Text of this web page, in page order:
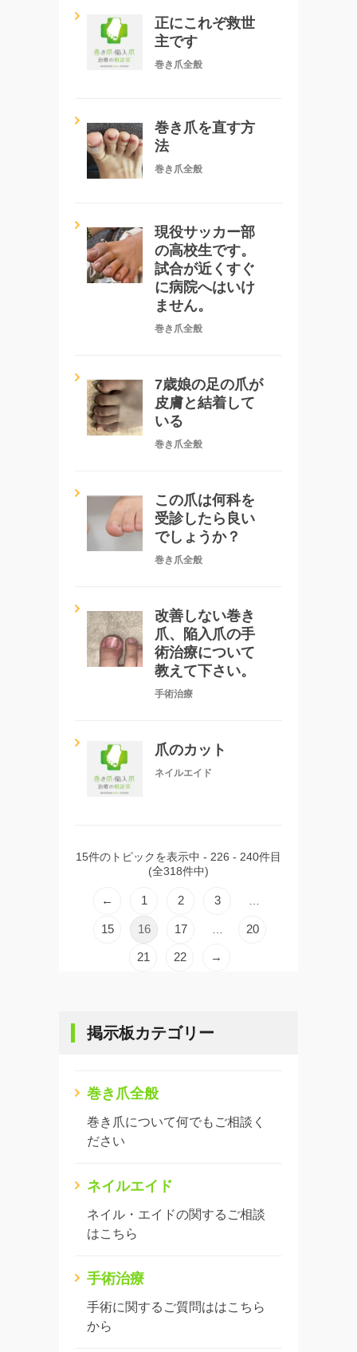
正にこれぞ救世
主です
巻き爪全般
巻き爪を直す方
法
巻き爪全般
現役サッカー部
の高校生です。
試合が近くすぐ
に病院へはいけ
ません。
巻き爪全般
7歳娘の足の爪が
皮膚と結着して
いる
巻き爪全般
この爪は何科を
受診したら良い
でしょうか？
巻き爪全般
改善しない巻き
爪、陥入爪の手
術治療について
教えて下さい。
手術治療
爪のカット
ネイルエイド
15件のトピックを表示中 - 226 - 240件目
(全318件中)
← 1 2 3
15 16 17 20
21 22 →
掲示板カテゴリー
巻き爪全般
巻き爪について何でもご相談く
ださい
ネイルエイド
ネイル・エイドの関するご相談
はこちら
手術治療
手術に関するご質問ははこちら
から